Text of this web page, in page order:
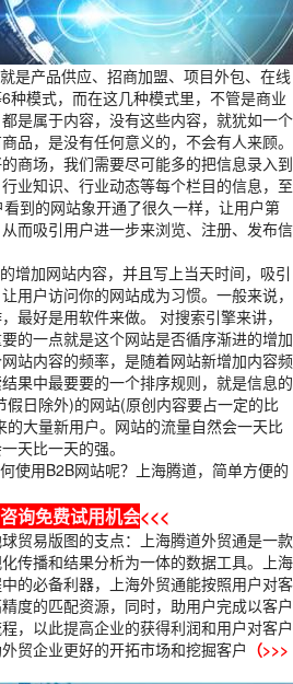
产品供应、招商加盟、项目外包、在线
种模式，而在这几种模式里，不管是商业
是属于内容，没有这些内容，就犹如一个
品，是没有任何意义的，不会有人来顾。
商场，我们需要尽可能多的把信息录入到
业知识、行业动态等每个栏目的信息，至
到的网站象开通了很久一样，让用户第
而吸引用户进一步来浏览、注册、发布信
加网站内容，并且写上当天时间，吸引
用户访问你的网站成为习惯。一般来说，
最好是用软件来做。 对搜索引擎来讲，
的一点就是这个网站是否循序渐进的增加
站内容的频率，是随着网站新增加内容频
果中最要要的一个排序规则，就是信息的
假日除外)的网站(原创内容要占一定的比
大量新用户。网站的流量自然会一天比
天比一天的强。
用B2B网站呢？上海腾道，简单方便的
询免费试用机会<<<
贸易版图的支点：上海腾道外贸通是一款
传播和结果分析为一体的数据工具。上海
的必备利器，上海外贸通能按照用户对客
度的匹配资源，同时，助用户完成以客户
，以此提高企业的获得利润和用户对客户
贸企业更好的开拓市场和挖掘客户 （>>>